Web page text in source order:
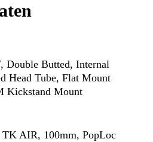
Butted, Internal
Head Tube, Flat Mount
Kickstand Mount
AIR, 100mm, PopLoc